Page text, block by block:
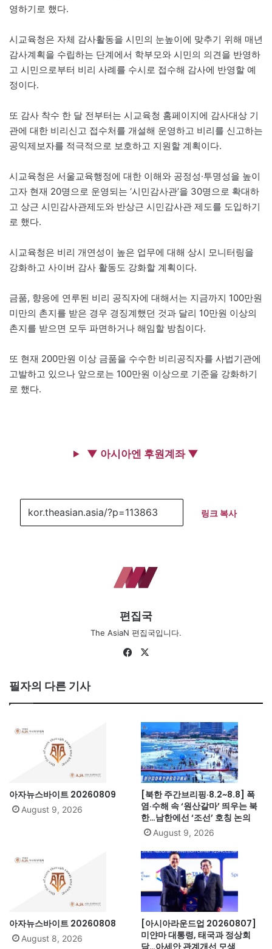
영하기로 했다.
시교육청은 자체 감사활동을 시민의 눈높이에 맞추기 위해 매년
감사계획을 수립하는 단계에서 학부모와 시민의 의견을 반영하
고 시민으로부터 비리 사례를 수시로 접수해 감사에 반영할 예
정이다.
또 감사 착수 한 달 전부터는 시교육청 홈페이지에 감사대상 기
관에 대한 비리신고 접수처를 개설해 운영하고 비리를 신고하는
공익제보자를 적극적으로 보호하고 지원할 계획이다.
시교육청은 서울교육행정에 대한 이해와 공정성·투명성을 높이
고자 현재 20명으로 운영되는 ‘시민감사관’을 30명으로 확대하
고 상근 시민감사관제도와 반상근 시민감사관 제도를 도입하기
로 했다.
시교육청은 비리 개연성이 높은 업무에 대해 상시 모니터링을
강화하고 사이버 감사 활동도 강화할 계획이다.
금품, 향응에 연루된 비리 공직자에 대해서는 지금까지 100만원
미만의 촌지를 받은 경우 경징계했던 것과 달리 10만원 이상의
촌지를 받으면 모두 파면하거나 해임할 방침이다.
또 현재 200만원 이상 금품을 수수한 비리공직자를 사법기관에
고발하고 있으나 앞으로는 100만원 이상으로 기준을 강화하기
로 했다.
▼ 아시아엔 후원계좌 ▼
링크 복사
편집국
The AsiaN 편집국입니다.
Fa
필자의 다른 기사
아자뉴스바이트 20260809
August 9, 2026
[북한 주간브리핑·8.2~8.8] 폭
염·수해 속 ‘원산갈마’ 띄우는 북
한…남한에선 ‘조선’ 호칭 논의
August 9, 2026
아자뉴스바이트 20260808
August 8, 2026
[아시아라운드업 20260807]
미얀마 대통령, 태국과 정상회
담…아세안 관계개선 모색